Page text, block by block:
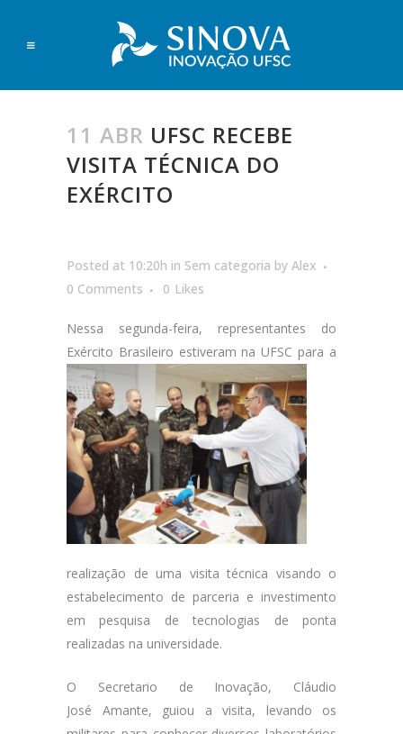
11 ABR UFSC RECEBE
VISITA TÉCNICA DO
EXÉRCITO
Posted at 10:20h in Sem categoria by Alex
0 Comments
0 Likes
Nessa segunda-feira, representantes do
Exército Brasileiro estiveram na UFSC para a
realização de uma visita técnica visando o
estabelecimento de parceria e investimento
em pesquisa de tecnologias de ponta
realizadas na universidade.
O Secretario de Inovação, Cláudio
José Amante, guiou a visita, levando os